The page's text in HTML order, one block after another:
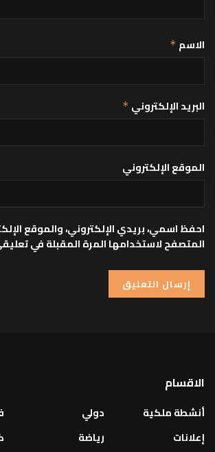
الاسم *
البريد الإلكتروني *
الموقع الإلكتروني
احفظ اسمي، بريدي الإلكتروني، والموقع
المتصفح لاستخدامها المرة المقبلة في
الاقسام
أنشطة ملكية
إعلانات
دولي
رياضة